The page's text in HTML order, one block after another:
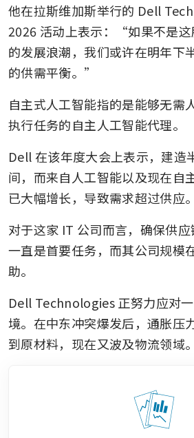
他在拉斯维加斯举行的 Dell
2026 活动上表示：“如果不是
的发展浪潮，我们或许在明年下
的供需平衡。”
自主式人工智能指的是能够无需
执行任务的自主人工智能代理。
Dell 在该年度大会上表示，建造
间，而来自人工智能以及现在自
已大幅增长，导致需求超过供应。
对于这家 IT 公司而言，确保供
一直是首要任务，而其公司规模
助。
Dell Technologies 正努力应对
境。在中东冲突爆发后，通胀压
到原材料，现在又波及物流领域。